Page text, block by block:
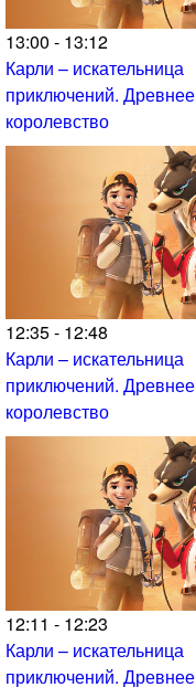
13:00 - 13:12
Карли – искательница
приключений. Древнее
королевство
12:35 - 12:48
Карли – искательница
приключений. Древнее
королевство
12:11 - 12:23
Карли – искательница
приключений. Древнее